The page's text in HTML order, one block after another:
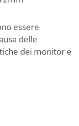
essere
delle
dei monitor e